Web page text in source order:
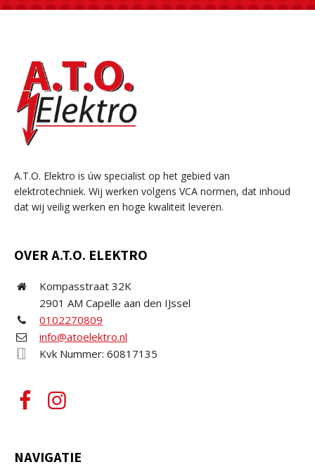
A.T.O. Elektro is úw specialist op het gebied van
elektrotechniek. Wij werken volgens VCA normen, dat inhoud
dat wij veilig werken en hoge kwaliteit leveren.
OVER A.T.O. ELEKTRO
Kompasstraat 32K
2901 AM Capelle aan den IJssel
0102270809
info@atoelektro.nl
Kvk Nummer: 60817135
NAVIGATIE